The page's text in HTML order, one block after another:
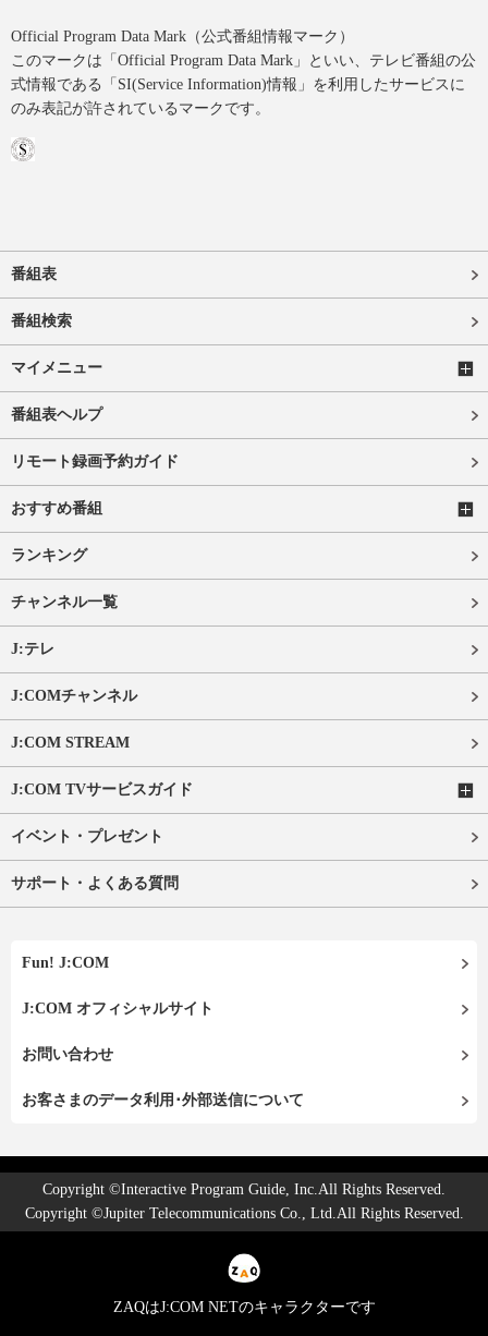
Official Program Data Mark（公式番組情報マーク）
このマークは「Official Program Data Mark」といい、テレビ番組の公
式情報である「SI(Service Information)情報」を利用したサービスに
のみ表記が許されているマークです。
番組表
番組検索
マイメニュー
番組表ヘルプ
リモート録画予約ガイド
おすすめ番組
ランキング
チャンネル一覧
J:テレ
J:COMチャンネル
J:COM STREAM
J:COM TVサービスガイド
イベント・プレゼント
サポート・よくある質問
Fun! J:COM
J:COM オフィシャルサイト
お問い合わせ
お客さまのデータ利用･外部送信について
Copyright ©Interactive Program Guide, Inc.All Rights Reserved.
Copyright ©Jupiter Telecommunications Co., Ltd.All Rights Reserved.
ZAQはJ:COM NETのキャラクターです